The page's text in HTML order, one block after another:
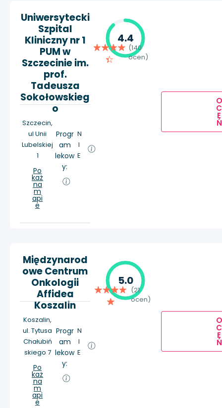
Uniwersytecki
Szpital
Kliniczny nr 1
PUM w
Szczecinie im.
prof.
Tadeusza
Sokołowskieg
o
Szczecin,
ul Unii
Lubelskiej
1
Po
każ
na
m
api
e
Progr
am
lekow
y:
N
I
E
4.4
(140
ocen)
O
C
E
Ń
Międzynarod
owe Centrum
Onkologii
Affidea
Koszalin
Koszalin,
ul. Tytusa
Chałubiń
skiego 7
Po
każ
na
m
api
e
Progr
am
lekow
y:
N
I
E
5.0
(21
ocen)
O
C
E
Ń